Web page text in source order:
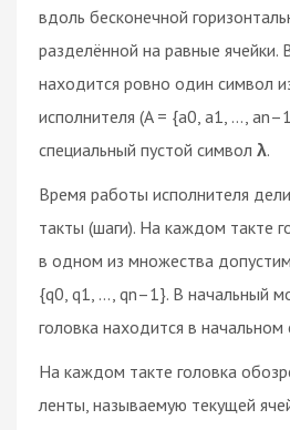
вдоль бесконечной
разделённой на равные ячейки.
находится ровно один символ
исполнителя (A = {a0, a1, …,
специальный пустой символ λ.
Время работы исполнителя
такты (шаги). На каждом такте
в одном из множества
{q0, q1, …, qn–1}. В начальный
головка находится в начальном
На каждом такте головка
ленты, называемую текущей